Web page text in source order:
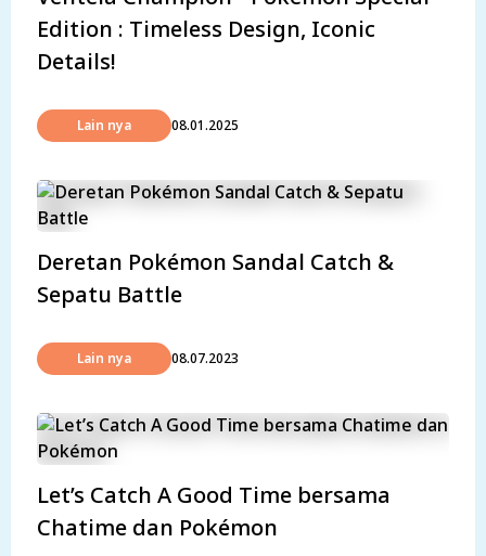
Edition : Timeless Design, Iconic
Details!
Lain nya 08.01.2025
Deretan Pokémon Sandal Catch &
Sepatu Battle
Lain nya 08.07.2023
Let’s Catch A Good Time bersama
Chatime dan Pokémon